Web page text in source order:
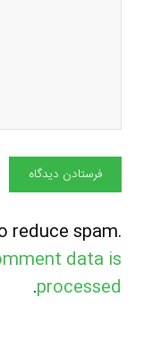
reduce spam.
data is
processed
.